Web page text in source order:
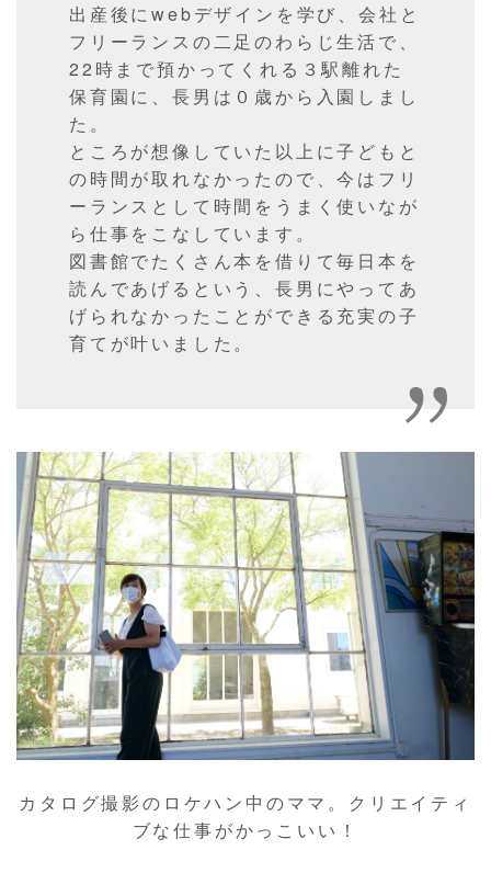
出産後にwebデザインを学び、会社と
フリーランスの二足のわらじ生活で、
22時まで預かってくれる３駅離れた
保育園に、長男は０歳から入園しまし
た。
ところが想像していた以上に子どもと
の時間が取れなかったので、今はフリ
ーランスとして時間をうまく使いなが
ら仕事をこなしています。
図書館でたくさん本を借りて毎日本を
読んであげるという、長男にやってあ
げられなかったことができる充実の子
育てが叶いました。
カタログ撮影のロケハン中のママ。クリエイティ
ブな仕事がかっこいい！